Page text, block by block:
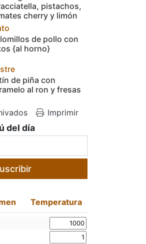
pistachos,
cherry y limón
de pollo con
{al horno}
de piña con
al ron y fresas
Imprimir
del día
Temperatura